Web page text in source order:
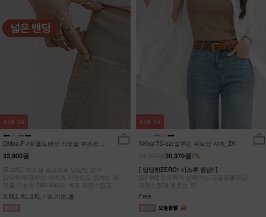
DM62-P-19/폴드밴딩 리오셀 부츠컷팬
32,900원
[S-2XL] 리오셀 원단으로 답답한 없이
산뜻하게!원하는 사이즈,기장으로 원하는 핏
연출 가능한 360 어디서 봐도 자연스럽고
균형잡힌 부츠컷 팬츠
S,M,L,XL,2XL / 숏,기본,롱
리뷰 35
NK62-TS-32/일루민 뒤트임 셔츠_DY
7%
20,370원
[ 답답한ZERO! 시스루 원단! ]
[55-99] 은은하게 반짝이는 고급링클원단!
자연스럽게 흐르는 핏!
Free
리뷰 15